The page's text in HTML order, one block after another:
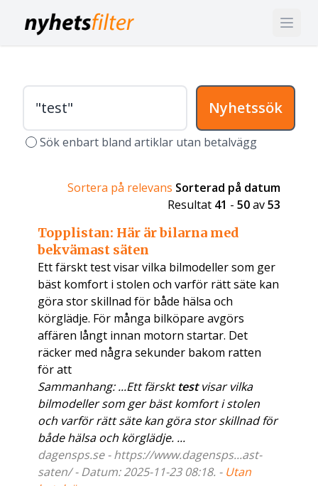
Nyhetssök
Sök enbart bland artiklar utan betalvägg
Sortera på relevans Sorterad på datum
Resultat 41 - 50av53
Topplistan: Här är bilarna med
bekvämast säten
Ett färskt test visar vilka bilmodeller som ger
bäst komfort i stolen och varför rätt säte kan
göra stor skillnad för både hälsa och
körglädje. För många bilköpare avgörs
affären långt innan motorn startar. Det
räcker med några sekunder bakom ratten
för att
Sammanhang: ...Ett färskttestvisar vilka
bilmodeller som ger bäst komfort i stolen
och varför rätt säte kan göra stor skillnad för
både hälsa och körglädje. ...
dagensps.se - https://www.dagensps...ast-
saten/ - Datum: 2025-11-23 08:18. - Utan